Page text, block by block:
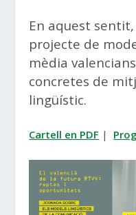
En aquest sentit,
projecte de
mèdia
concretes de
lingüístic.
Cartell en PDF |